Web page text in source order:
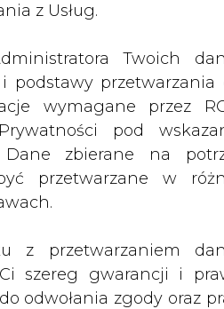
z Usług.
Twoich
podstawy przetwarzania
wymagane przez
pod
zbierane na
przetwarzane w
z przetwarzaniem
szereg gwarancji i
odwołania zgody oraz
między
holdingu.
zł, co od dnia
bez wsparcia narzędzi sztucznej
do szkoleń treningowych LLM.